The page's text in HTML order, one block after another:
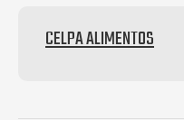
CELPA ALIMENTOS